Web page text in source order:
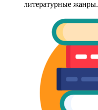
литературные жанры.